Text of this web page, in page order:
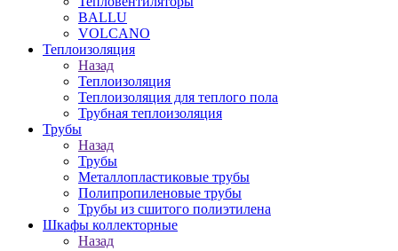
BALLU
VOLCANO
Теплоизоляция
Назад
Теплоизоляция
Теплоизоляция для теплого пола
Трубная теплоизоляция
Трубы
Назад
Трубы
Металлопластиковые трубы
Полипропиленовые трубы
Трубы из сшитого полиэтилена
Шкафы коллекторные
Назад